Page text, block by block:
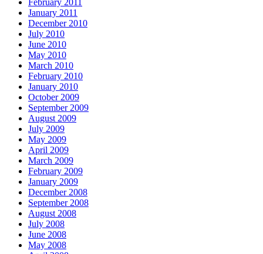
February 2011
January 2011
December 2010
July 2010
June 2010
May 2010
March 2010
February 2010
January 2010
October 2009
September 2009
August 2009
July 2009
May 2009
April 2009
March 2009
February 2009
January 2009
December 2008
September 2008
August 2008
July 2008
June 2008
May 2008